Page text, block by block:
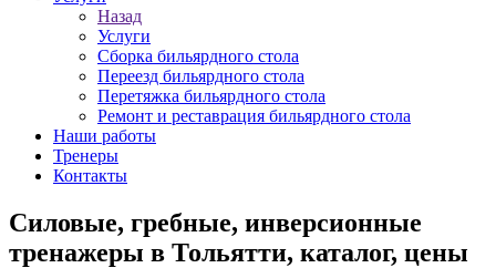
Назад
Услуги
Сборка бильярдного стола
Переезд бильярдного стола
Перетяжка бильярдного стола
Ремонт и реставрация бильярдного стола
Наши работы
Тренеры
Контакты
Силовые, гребные, инверсионные
тренажеры в Тольятти, каталог, цены